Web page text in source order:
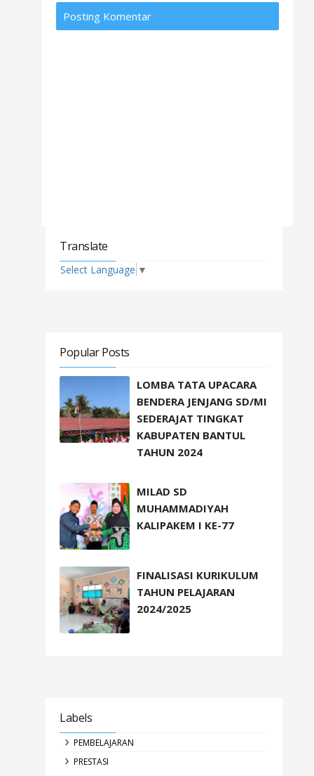
Posting Komentar
Translate
Select Language ▼
Popular Posts
LOMBA TATA UPACARA
BENDERA JENJANG SD/MI
SEDERAJAT TINGKAT
KABUPATEN BANTUL
TAHUN 2024
MILAD SD
MUHAMMADIYAH
KALIPAKEM I KE-77
FINALISASI KURIKULUM
TAHUN PELAJARAN
2024/2025
Labels
PEMBELAJARAN
PRESTASI